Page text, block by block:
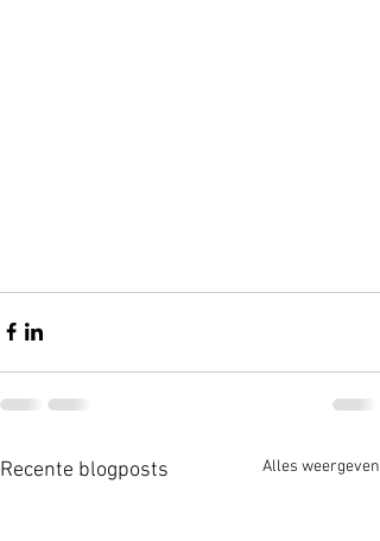
Recente blogposts Alles weergeven